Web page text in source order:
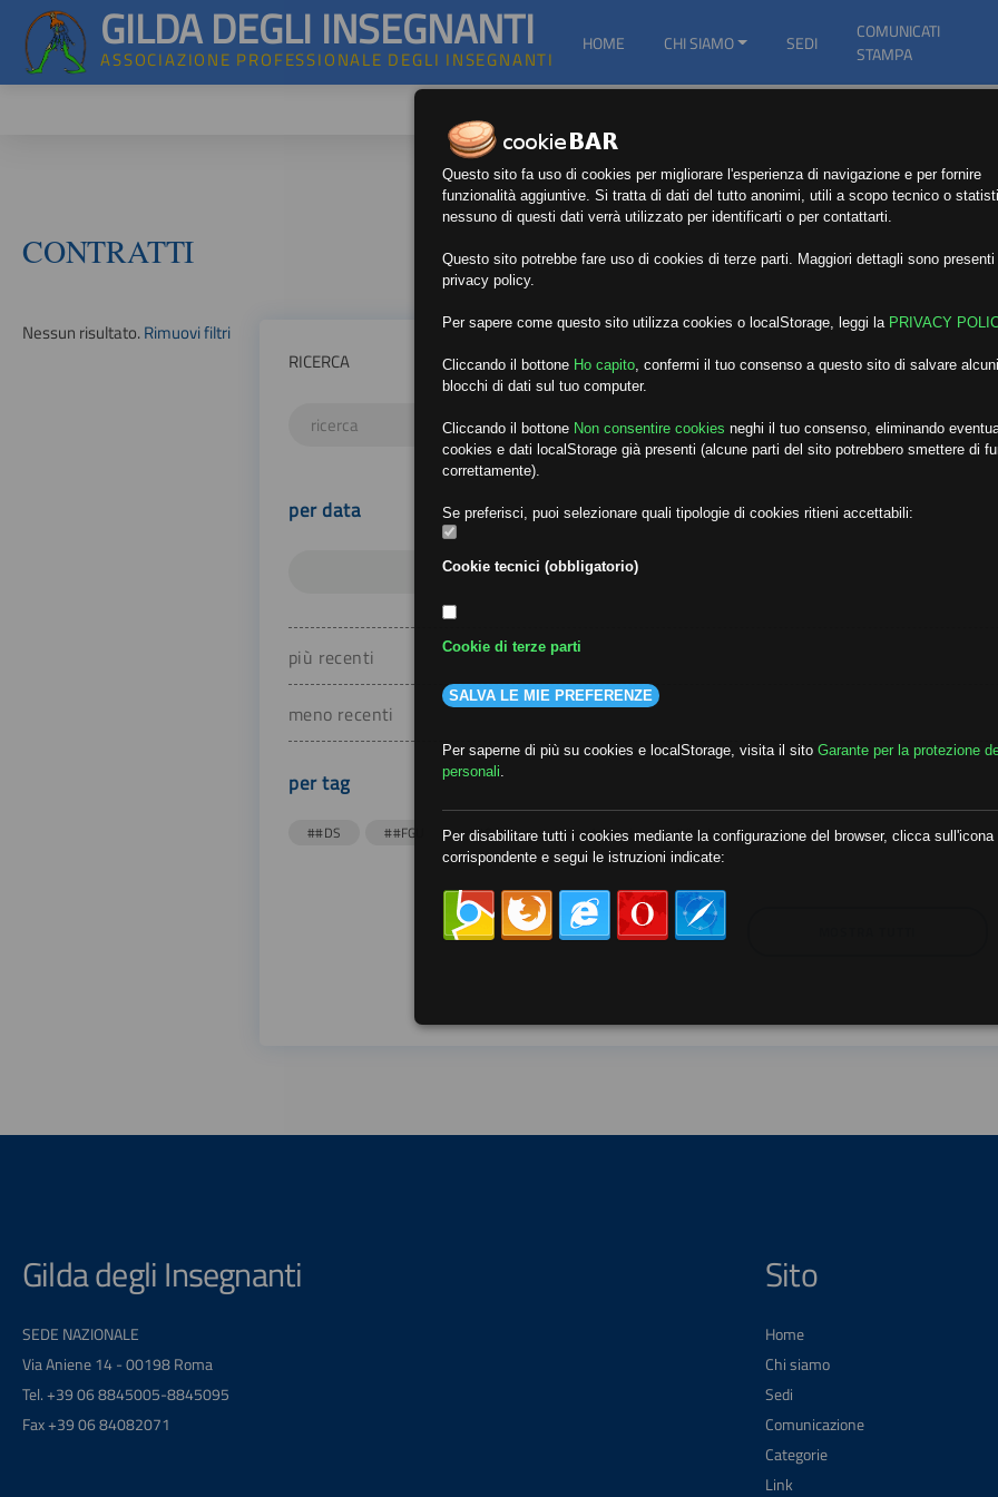
GILDA DEGLI INSEGNANTI
ASSOCIAZIONE PROFESSIONALE DEGLI INSEGNANTI
HOME CHI SIAMO SEDI
COMUNICATI
STAMPA
CONTRATTI
Nessun risultato.Rimuovi filtri
RICERCA
per data
più recenti
meno recenti
per tag
##DS ##FGU ##Gilda ##audoizioni ##autonomia
Gilda degli Insegnanti
SEDE NAZIONALE
Via Aniene 14 - 00198 Roma
Tel. +39 06 8845005-8845095
Fax +39 06 84082071
Sito
Home
Chi siamo
Sedi
Comunicazione
Categorie
Link
Questo sito fa uso di cookies per migliorare l'esperienza di navigazione e per fornire
funzionalità aggiuntive. Si tratta di dati del tutto anonimi, utili a scopo tecnico o
nessuno di questi dati verrà utilizzato per identificarti o per contattarti.
Questo sito potrebbe fare uso di cookies di terze parti. Maggiori dettagli sono
privacy policy.
Per sapere come questo sito utilizza cookies o localStorage, leggi la PRIVACY
Cliccando il bottone Ho capito confermi il tuo consenso a questo sito di salvare
blocchi di dati sul tuo computer.
Cliccando il bottone Non consentire cookies neghi il tuo consenso, eliminando
cookies e dati localStorage già presenti (alcune parti del sito potrebbero smettere di
correttamente).
Se preferisci, puoi selezionare quali tipologie di cookies ritieni accettabili:
Cookie tecnici (obbligatorio)
Cookie di terze parti
SALVA LE MIE PREFERENZE
Per saperne di più su cookies e localStorage, visita il sito Garante per la protezione
personali
Per disabilitare tutti i cookies mediante la configurazione del browser, clicca sull'icona
corrispondente e segui le istruzioni indicate: